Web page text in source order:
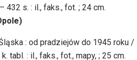
432 s. : il., faks., fot. ; 24 cm.
: od pradziejów do 1945 roku /
tabl. : il., faks., fot., mapy, ; 25 cm.